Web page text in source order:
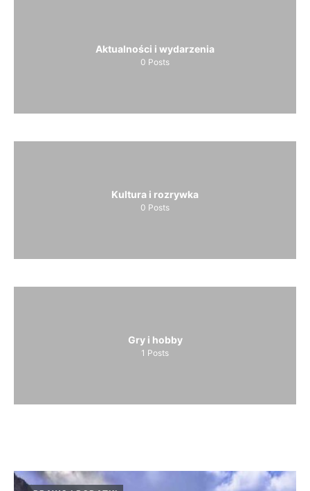
Aktualności i wydarzenia
0 Posts
Kultura i rozrywka
0 Posts
Gry i hobby
1 Posts